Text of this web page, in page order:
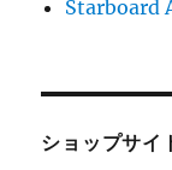
Starboard
ショップサイ